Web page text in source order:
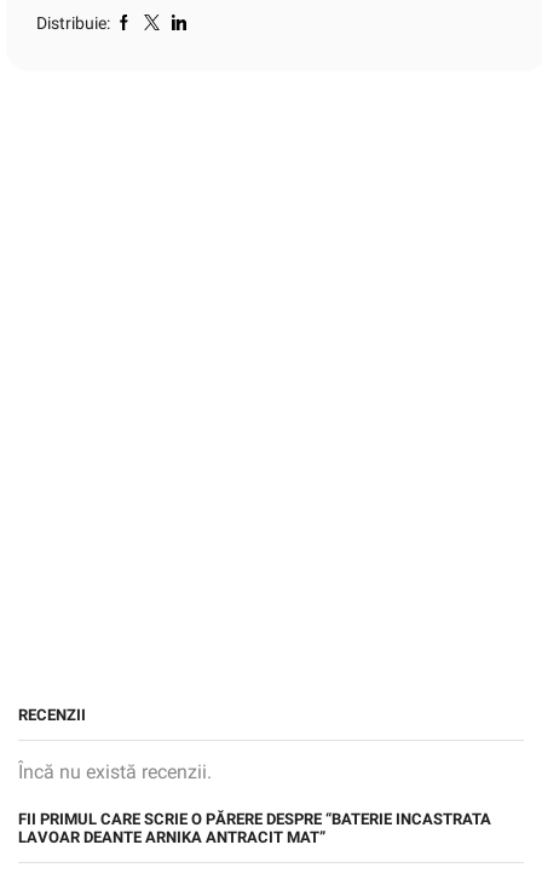
Distribuie:
RECENZII
Încă nu există recenzii.
FII PRIMUL CARE SCRIE O PĂRERE DESPRE “BATERIE INCASTRATA
LAVOAR DEANTE ARNIKA ANTRACIT MAT”